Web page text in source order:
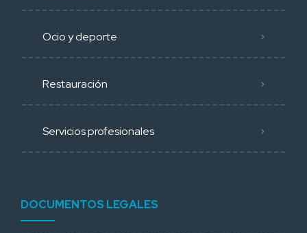
DOCUMENTOS LEGALES
Ocio y deporte
Restauración
Servicios profesionales